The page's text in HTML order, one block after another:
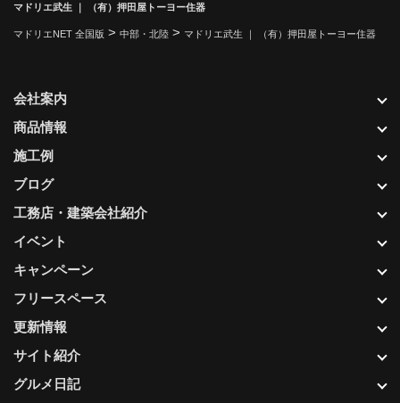
マドリエ武生 ｜ （有）押田屋トーヨー住器
マドリエNET 全国版 > 中部・北陸 > マドリエ武生 ｜ （有）押田屋トーヨー住器
更新情報
サイト紹介
グルメ日記
会社案内
商品情報
施工例
ブログ
工務店・建築会社紹介
イベント
キャンペーン
フリースペース